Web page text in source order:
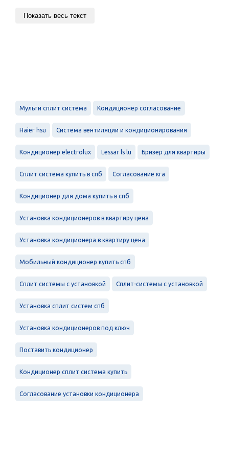
Показать весь текст
Мульти сплит система Кондиционер согласование
Haier hsu Система вентиляции и кондиционирования
Кондиционер electrolux Lessar ls lu Бризер для квартиры
Сплит система купить в спб Согласование кга
Кондиционер для дома купить в спб
Установка кондиционеров в квартиру цена
Установка кондиционера в квартиру цена
Мобильный кондиционер купить спб
Сплит системы с установкой Сплит-системы с установкой
Установка сплит систем спб
Установка кондиционеров под ключ
Поставить кондиционер
Кондиционер сплит система купить
Согласование установки кондиционера